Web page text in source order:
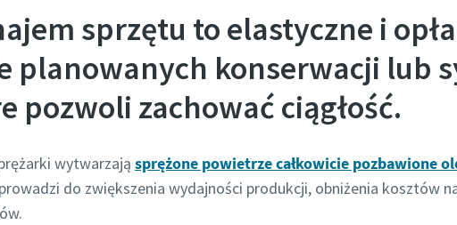
sprzętu to elastyczne i
planowanych konserwacji lub
pozwoli zachować ciągłość.
wytwarzają sprężone powietrze całkowicie pozbawione
do zwiększenia wydajności produkcji, obniżenia kosztów